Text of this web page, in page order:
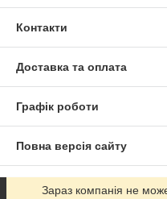
Контакти
Доставка та оплата
Графік роботи
Повна версія сайту
Сайт створено на
Зараз компанія не